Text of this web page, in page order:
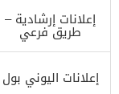
إعلانات إرشادية –
طريق فرعي
إعلانات اليوني بول